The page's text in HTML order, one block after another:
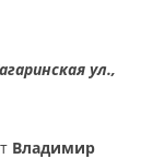
ул.,
Владимир